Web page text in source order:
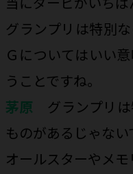
――グランプリは特
Ｇについてはいい
うことですね。
茅原 グランプリ
ものがあるじゃない
――オールスターやメ